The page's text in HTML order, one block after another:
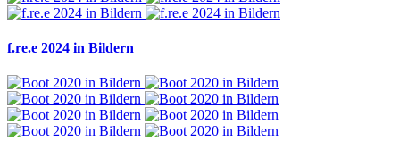
f.re.e 2024 in Bildern